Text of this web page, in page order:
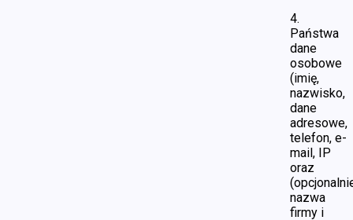
4.
Państwa
dane
osobowe
(imię,
nazwisko,
dane
adresowe,
telefon, e-
mail, IP
oraz
nazwa
firmy i